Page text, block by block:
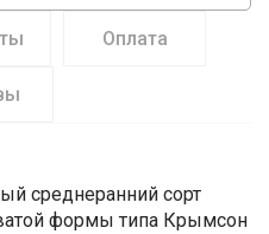
Оплата
среднеранний сорт
формы типа Крымсон